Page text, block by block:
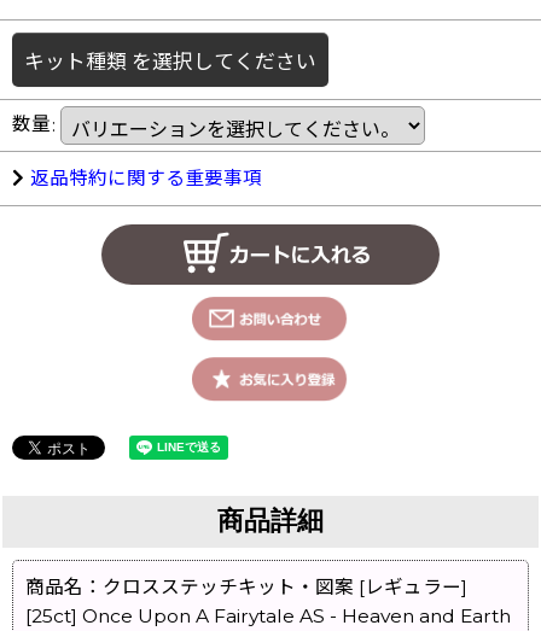
キット種類 を選択してください
数量:
返品特約に関する重要事項
商品詳細
商品名：クロスステッチキット・図案 [レギュラー]
[25ct] Once Upon A Fairytale AS - Heaven and Earth